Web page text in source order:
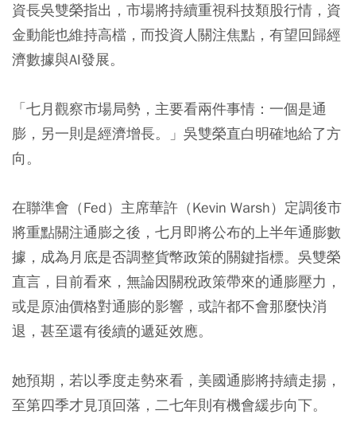
資長吳雙榮指出，市場將持續重視科技類股行情，資
金動能也維持高檔，而投資人關注焦點，有望回歸經
濟數據與AI發展。
「七月觀察市場局勢，主要看兩件事情：一個是通
膨，另一則是經濟增長。」吳雙榮直白明確地給了方
向。
在聯準會（Fed）主席華許（Kevin Warsh）定調後市
將重點關注通膨之後，七月即將公布的上半年通膨數
據，成為月底是否調整貨幣政策的關鍵指標。吳雙榮
直言，目前看來，無論因關稅政策帶來的通膨壓力，
或是原油價格對通膨的影響，或許都不會那麼快消
退，甚至還有後續的遞延效應。
她預期，若以季度走勢來看，美國通膨將持續走揚，
至第四季才見頂回落，二七年則有機會緩步向下。